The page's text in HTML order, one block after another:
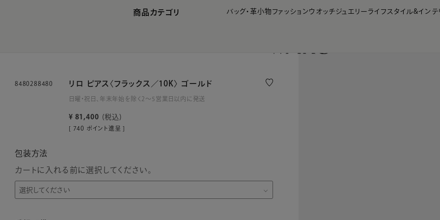
商品カテゴリ バッグ・革小物 ファッションウオッチジュエリー ライフスタイル&インテ
8480288480 リロ ピアス〈フラックス／10K〉 ゴールド
日曜・祝日、年末年始を除く2～5営業日以内に発送
¥ 81,400 税込
[ 740 ポイント進呈 ]
包装方法
カートに入れる前に選択してください。